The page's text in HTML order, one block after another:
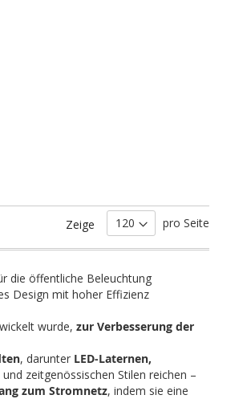
Zeige pro Seite
die öffentliche Beleuchtung
Design mit hoher Effizienz
wurde,zur Verbesserung der
, darunter LED-Laternen,
zeitgenössischen Stilen reichen –
zum Stromnetz, indem sie eine